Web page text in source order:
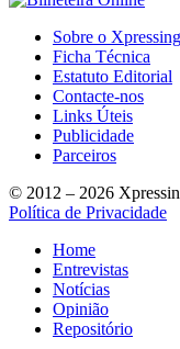
Sobre o
Ficha Técnica
Estatuto Editorial
Contacte-nos
Links Úteis
Publicidade
Parceiros
© 2012 – 2026
Política de Privacidade
Home
Entrevistas
Notícias
Opinião
Repositório